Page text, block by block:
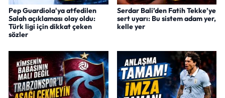
Pep Guardiola'ya atfedilen
Salah açıklaması olay oldu:
Türk ligi için dikkat çeken
sözler
Serdar Bali’den Fatih Tekke’ye
sert uyarı: Bu sistem adam yer,
kelle yer